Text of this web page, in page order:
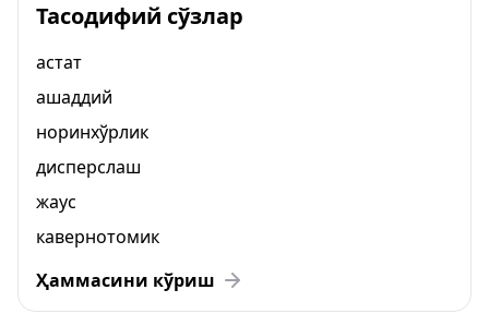
Тасодифий сўзлар
астат
ашаддий
норинхўрлик
дисперслаш
жаус
кавернотомик
Ҳаммасини кўриш